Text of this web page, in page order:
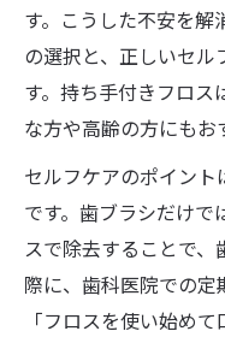
す。こうした不安を
の選択と、正しいセ
す。持ち手付きフロ
な方や高齢の方にもお
セルフケアのポイン
です。歯ブラシだけで
スで除去することで、
際に、歯科医院での
「フロスを使い始め